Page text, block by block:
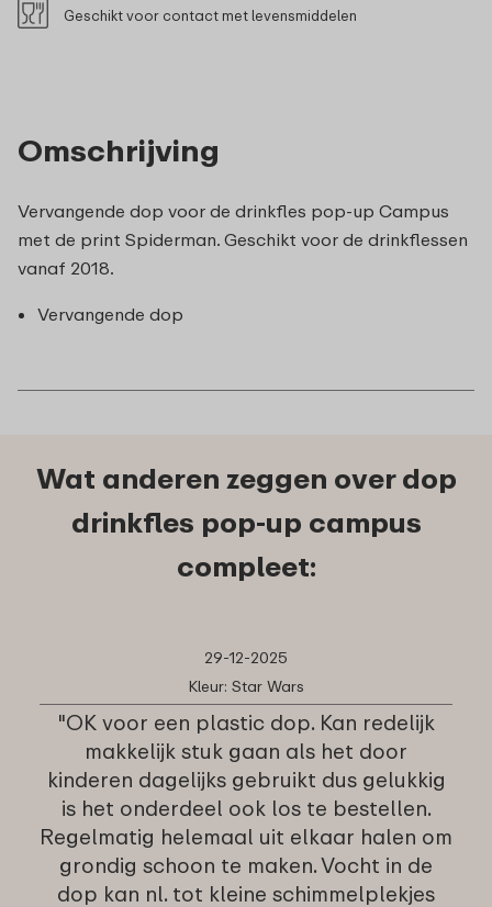
Omschrijving
Vervangende dop voor de drinkfles pop-up Campus
met de print Spiderman. Geschikt voor de drinkflessen
vanaf 2018.
Vervangende dop
Geschikt voor contact met levensmiddelen
Wat anderen zeggen over dop
drinkfles pop-up campus
compleet:
29-12-2025
Kleur: Star Wars
"OK voor een plastic dop. Kan redelijk
makkelijk stuk gaan als het door
kinderen dagelijks gebruikt dus gelukkig
is het onderdeel ook los te bestellen.
Regelmatig helemaal uit elkaar halen om
grondig schoon te maken. Vocht in de
dop kan nl. tot kleine schimmelplekjes